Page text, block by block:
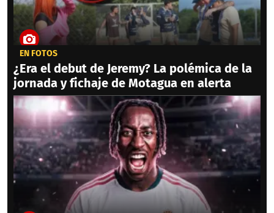
EN FOTOS
¿Era el debut de Jeremy? La polémica de la
jornada y fichaje de Motagua en alerta